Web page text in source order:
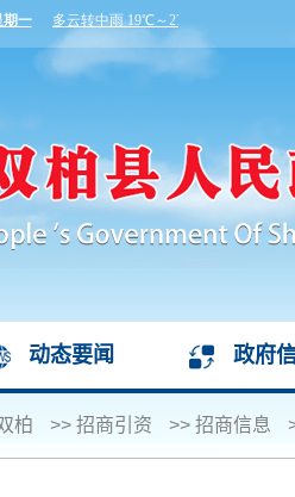
动态要闻 政府
柏 >> 招商引资 >> 招商信息